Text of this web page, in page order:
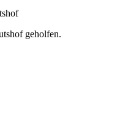
geholfen.